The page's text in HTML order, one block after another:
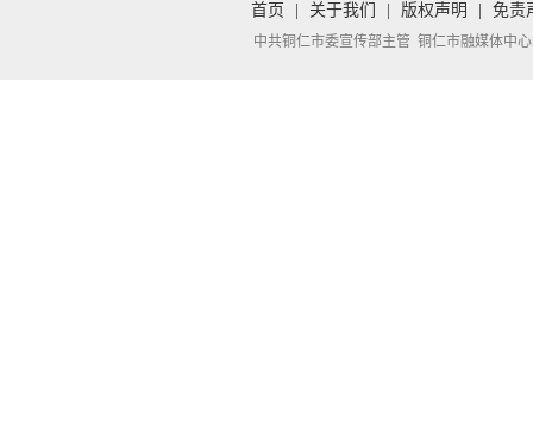
首页 关于我们 版权声明 免责
中共铜仁市委宣传部主管 铜仁市融媒体中心